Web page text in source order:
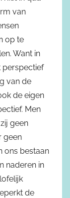
van
op te
Want in
perspectief
van de
de eigen
Men
geen
geen
ons bestaan
naderen in
de